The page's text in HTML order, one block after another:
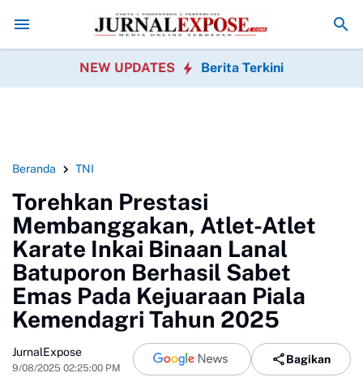
23, PPAD Kota Bogor Perkuat Sinergi Pemerintah DPRD
NEW UPDATES Berita Terkini
Beranda TNI
Torehkan Prestasi
Membanggakan, Atlet-Atlet
Karate Inkai Binaan Lanal
Batuporon Berhasil Sabet
Emas Pada Kejuaraan Piala
Kemendagri Tahun 2025
JurnalExpose
9/08/2025 02:25:00 PM
Bagikan